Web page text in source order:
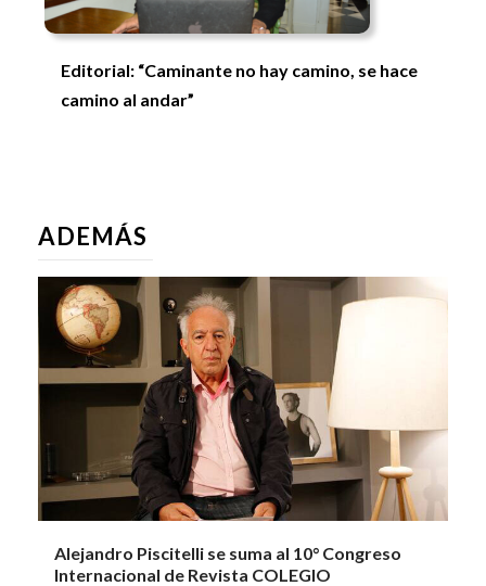
Editorial: “Caminante no hay camino, se hace
camino al andar”
ADEMÁS
Alejandro Piscitelli se suma al 10° Congreso
Internacional de Revista COLEGIO